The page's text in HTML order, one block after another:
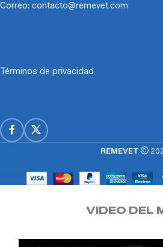
Correo: contacto@remevet.com
Términos de privacidad
REMEVET
VIDEO DEL